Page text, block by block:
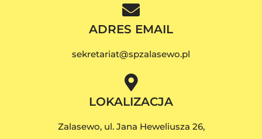
ADRES EMAIL
sekretariat@spzalasewo.pl
LOKALIZACJA
Zalasewo, ul. Jana Heweliusza 26,